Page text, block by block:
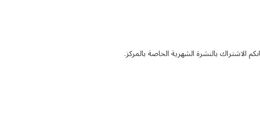
الاشتراك بالنشرة الشهرية الخاصة بالمركز.